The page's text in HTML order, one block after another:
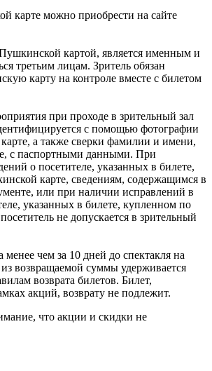
карте можно приобрести на сайте
картой, является именным и
третьим лицам. Зритель обязан
карту на контроле вместе с билетом
при проходе в зрительный зал
с помощью фотографии
а также сверки фамилии и имени,
с паспортными данными. При
о посетителе, указанных в билете,
карте, сведениям, содержащимся в
или при наличии исправлений в
указанных в билете, купленном по
не допускается в зрительный
менее чем за 10 дней до спектакля на
возвращаемой суммы удерживается
возврата билетов. Билет,
акций, возврату не подлежит.
что акции и скидки не